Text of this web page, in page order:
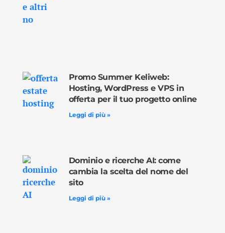
Promo Summer Keliweb:
Hosting, WordPress e VPS in
offerta per il tuo progetto online
Leggi di più »
Dominio e ricerche AI: come
cambia la scelta del nome del
sito
Leggi di più »